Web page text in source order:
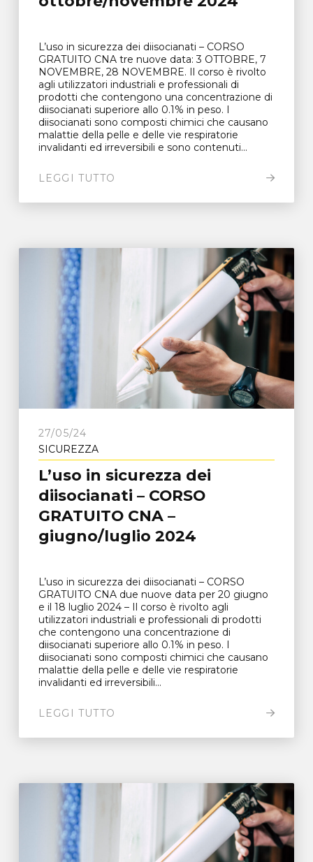
L’uso in sicurezza dei diisocianati – CORSO
GRATUITO CNA tre nuove data: 3 OTTOBRE, 7
NOVEMBRE, 28 NOVEMBRE. Il corso è rivolto
agli utilizzatori industriali e professionali di
prodotti che contengono una concentrazione di
diisocianati superiore allo 0.1% in peso. I
diisocianati sono composti chimici che causano
malattie della pelle e delle vie respiratorie
invalidanti ed irreversibili e sono contenuti...
LEGGI TUTTO
27/05/24
SICUREZZA
L’uso in sicurezza dei
diisocianati – CORSO
GRATUITO CNA –
giugno/luglio 2024
L’uso in sicurezza dei diisocianati – CORSO
GRATUITO CNA due nuove data per 20 giugno
e il 18 luglio 2024 – Il corso è rivolto agli
utilizzatori industriali e professionali di prodotti
che contengono una concentrazione di
diisocianati superiore allo 0.1% in peso. I
diisocianati sono composti chimici che causano
malattie della pelle e delle vie respiratorie
invalidanti ed irreversibili...
LEGGI TUTTO